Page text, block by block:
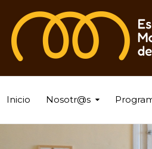
Inicio Nosotr@s